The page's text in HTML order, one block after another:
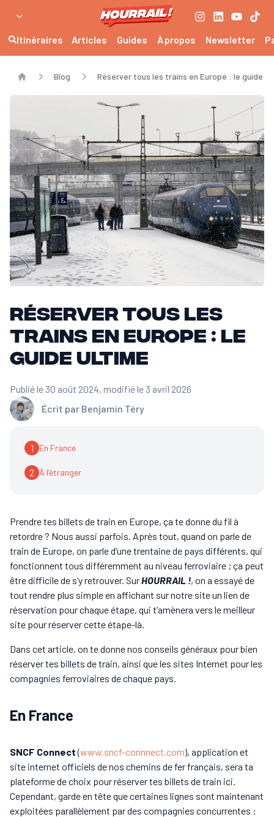
Itinéraires Articles Guides À propos Newsletter
Home
Blog Réserver tous les trains en Europe : le guide
Réserver tous les
trains en Europe : le
guide ULTIME
Écrit par Benjamin Téry
Publié le 30 août 2024, modifié le 3 avril 2026
1 En France
2 À l’étranger
Prendre tes billets de train en Europe, ça te donne du fil à
retordre ? Nous aussi parfois. Après tout, quand on parle de
train de Europe, on parle d’une trentaine de pays différents, qui
fonctionnent tous différemment au niveau ferroviaire ; ça peut
être difficile de s’y retrouver. SurHOURRAIL !, on a essayé de
tout rendre plus simple en affichant sur notre site un lien de
réservation pour chaque étape, qui t’amènera vers le meilleur
site pour réserver cette étape-là.
Dans cet article, on te donne nos conseils généraux pour bien
réserver tes billets de train, ainsi que les sites Internet pour les
compagnies ferroviaires de chaque pays.
En France
SNCF Connect(www.sncf-connnect.com), application et
site internet officiels de nos chemins de fer français, sera ta
plateforme de choix pour réserver tes billets de train ici.
Cependant, garde en tête que certaines lignes sont maintenant
exploitées parallèlement par des compagnies concurrentes :